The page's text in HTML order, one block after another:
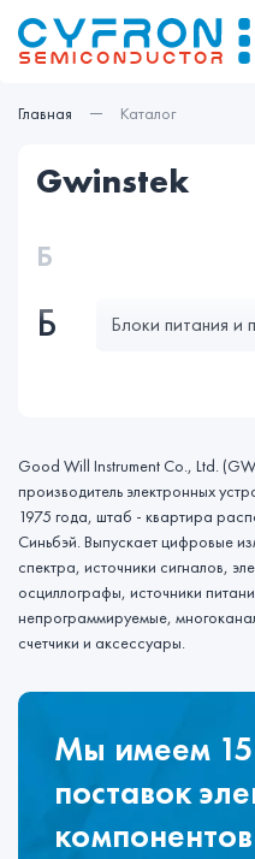
Главная Каталог
gwinstek
Б
Б Блоки питания и
Good Will Instrument Co., Ltd.
производитель электронных
1975 года, штаб - квартира
Синьбэй. Выпускает цифровые
спектра, источники сигналов,
осциллографы, источники
непрограммируемые,
счетчики и аксессуары.
Мы имеем
поставок
компонентов